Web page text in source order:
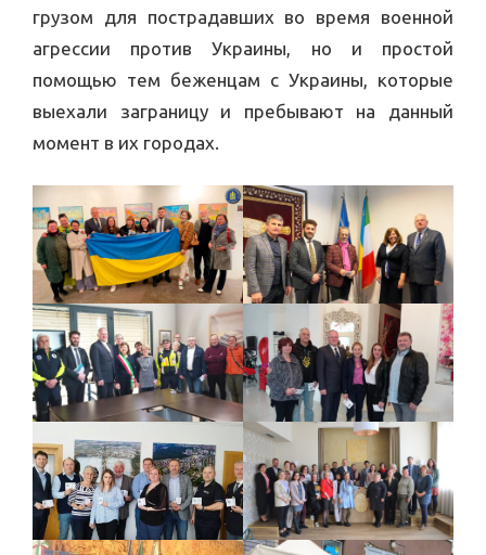
грузом для пострадавших во время военной
агрессии против Украины, но и простой
помощью тем беженцам с Украины, которые
выехали заграницу и пребывают на данный
момент в их городах.